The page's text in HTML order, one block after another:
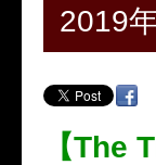
2019
【The